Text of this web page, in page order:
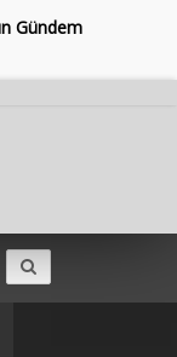
Gündem